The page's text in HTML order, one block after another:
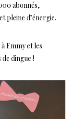
abonnés,
pleine d’énergie.
Emmy et les
dingue !